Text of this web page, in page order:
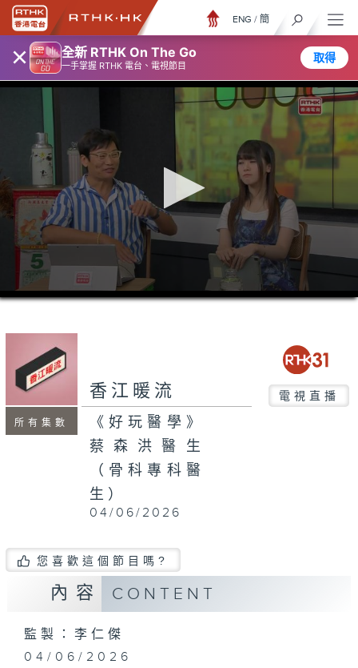
× 全新 RTHK On The Go
一手掌握 RTHK 電台、電視節目
取得
ENG / 簡
seconds
seconds
所有集數
香江暖流 電視直播
《好玩醫學》
蔡森洪醫生
（骨科專科醫
生）
04/06/2026
您喜歡這個節目嗎?
內容 CONTENT
監製：李仁傑
04/06/2026